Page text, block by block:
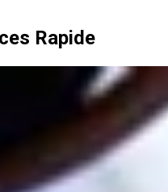
Rapide